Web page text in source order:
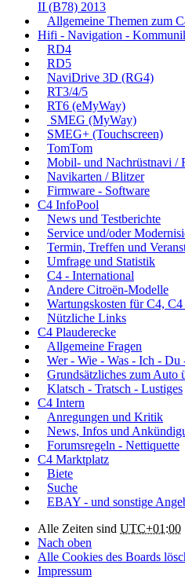
II (B78) 2013
Allgemeine Themen zum
Hifi - Navigation -
RD4
RD5
NaviDrive 3D (RG4)
RT3/4/5
RT6 (eMyWay)
SMEG (MyWay)
SMEG+ (Touchscreen)
TomTom
Mobil- und Nachrüstnavi /
Navikarten / Blitzer
Firmware - Software
C4 InfoPool
News und Testberichte
Service und/oder
Termin, Treffen und
Umfrage und Statistik
C4 - International
Andere Citroën-Modelle
Wartungskosten für C4,
Nützliche Links
C4 Plauderecke
Allgemeine Fragen
Wer - Wie - Was - Ich - Du
Grundsätzliches zum Auto
Klatsch - Tratsch - Lustiges
C4 Intern
Anregungen und Kritik
News, Infos und
Forumsregeln - Nettiquette
C4 Marktplatz
Biete
Suche
EBAY - und sonstige
Alle Zeiten sind UTC+01:00
Nach oben
Alle Cookies des Boards
Impressum